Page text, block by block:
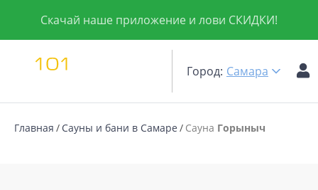
Скачай наше приложение и лови СКИДКИ!
Город: Самара
Главная Сауны и бани в Самаре Сауна Горыныч